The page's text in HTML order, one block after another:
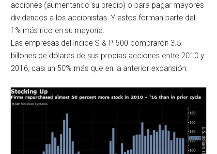
acciones (aumentando su precio) o para pagar mayores
dividendos a los accionistas. Y estos forman parte del
1% más rico en su mayoría.
Las empresas del índice S & P 500 compraron 3.5
billones de dólares de sus propias acciones entre 2010 y
2016, casi un 50% más que en la anterior expansión.